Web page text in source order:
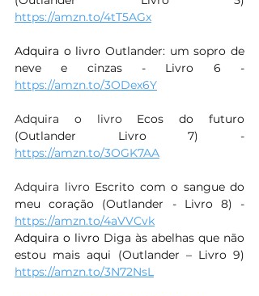
https://amzn.to/4tT5AGx
Adquira o livro Outlander: um sopro de
https://amzn.to/3ODex6Y
Adquira o livro Ecos do futuro
https://amzn.to/3OGK7AA
Adquira livro Escrito com o sangue do
https://amzn.to/4aVVCvk
Adquira o livro Diga às abelhas que não
https://amzn.to/3N72NsL